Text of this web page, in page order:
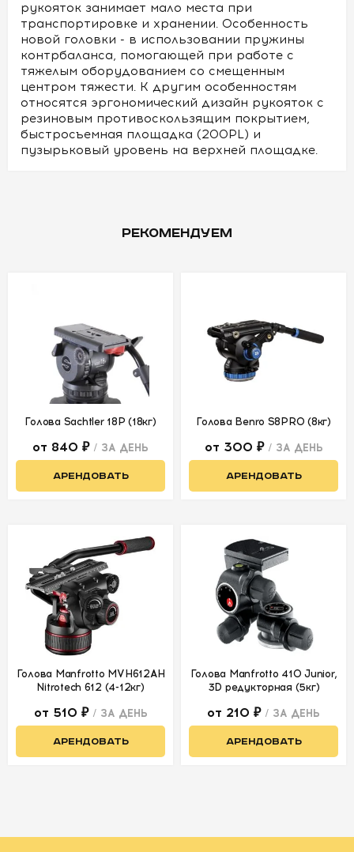
рукояток занимает мало места при
транспортировке и хранении. Особенность
новой головки - в использовании пружины
контрбаланса, помогающей при работе с
тяжелым оборудованием со смещенным
центром тяжести. К другим особенностям
относятся эргономический дизайн рукояток с
резиновым противоскользящим покрытием,
быстросъемная площадка (200PL) и
пузырьковый уровень на верхней площадке.
РЕКОМЕНДУЕМ
Голова Sachtler 18P (18кг)
от 840 ₽ / ЗА ДЕНЬ
АРЕНДОВАТЬ
Голова Benro S8PRO (8кг)
от 300 ₽ / ЗА ДЕНЬ
АРЕНДОВАТЬ
Голова Manfrotto MVH612AH
Nitrotech 612 (4-12кг)
от 510 ₽ / ЗА ДЕНЬ
АРЕНДОВАТЬ
Голова Manfrotto 410 Junior,
3D редукторная (5кг)
от 210 ₽ / ЗА ДЕНЬ
АРЕНДОВАТЬ